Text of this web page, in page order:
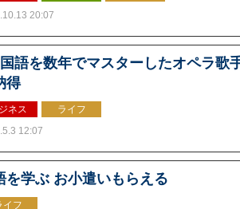
20:07
語を数年でマスターしたオペラ歌
得
ネス
ライフ
12:07
を学ぶ お小遣いもらえる
イフ